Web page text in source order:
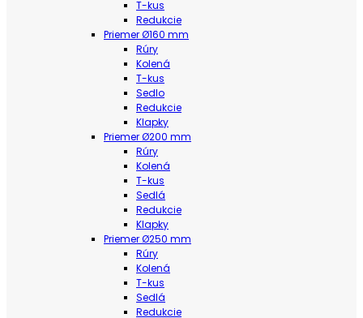
T-kus
Redukcie
Priemer Ø160 mm
Rúry
Kolená
T-kus
Sedlo
Redukcie
Klapky
Priemer Ø200 mm
Rúry
Kolená
T-kus
Sedlá
Redukcie
Klapky
Priemer Ø250 mm
Rúry
Kolená
T-kus
Sedlá
Redukcie